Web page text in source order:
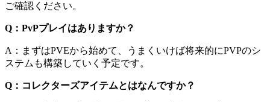
ご確認ください。
Q：PvPプレイはありますか？
A：まずはPVEから始めて、うまくいけば将来的にPVPのシ
ステムも構築していく予定です。
Q：コレクターズアイテムとはなんですか？